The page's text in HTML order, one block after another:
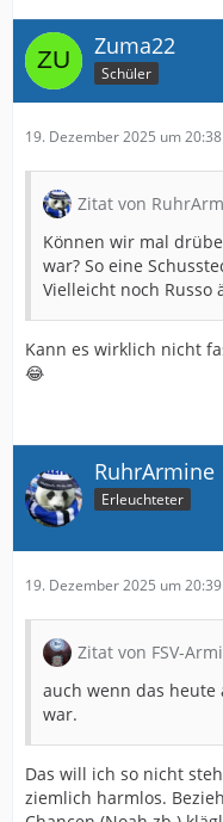
Zuma22
Schüler
19. Dezember 2025 um 20:38
Zitat von
Können wir mal
war? So eine
Vielleicht noch Russo
Kann es wirklich nicht
😂
RuhrArmine
Erleuchteter
19. Dezember 2025 um 20:39
Zitat von FSV-
auch wenn das
war.
Das will ich so nicht
ziemlich harmlos.